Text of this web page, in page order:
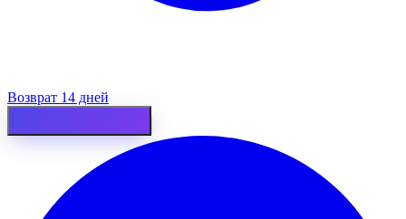
Возврат 14 дней